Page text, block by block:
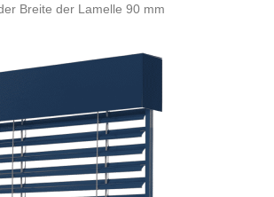
Breite der Lamelle 90 mm